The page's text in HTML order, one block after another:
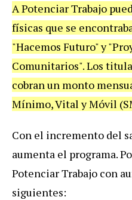
A Potenciar Trabajo
físicas que se
"Hacemos Futuro" y
Comunitarios". Los
cobran un monto
Mínimo, Vital y Móvil
Con el incremento del
aumenta el programa.
Potenciar Trabajo con
siguientes: